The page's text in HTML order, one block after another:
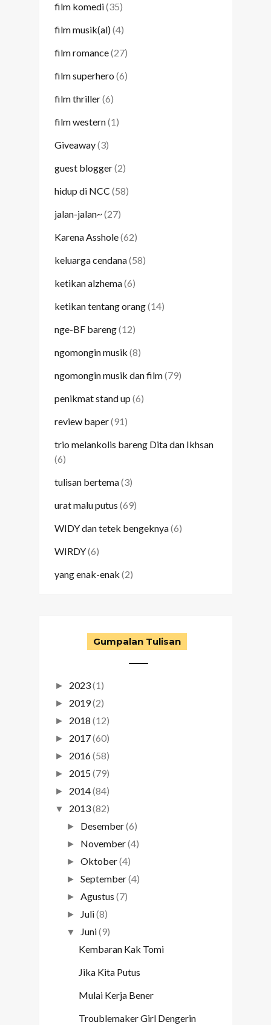
film komedi(35)
film musik(al)(4)
film romance(27)
film superhero (6)
film thriller(6)
film western(1)
Giveaway(3)
guest blogger(2)
hidup di NCC (58)
jalan-jalan~(27)
Karena Asshole(62)
keluarga cendana(58)
ketikan alzhema(6)
ketikan tentang orang(14)
nge-BF bareng(12)
ngomongin musik (8)
ngomongin musik dan film(79)
penikmat stand up (6)
review baper(91)
trio melankolis bareng Dita dan Ikhsan
(6)
tulisan bertema(3)
urat malu putus (69)
WIDY dan tetek bengeknya(6)
WIRDY(6)
yang enak-enak (2)
Gumpalan Tulisan
► 2023(1)
► 2019(2)
► 2018 (12)
► 2017(60)
► 2016(58)
► 2015(79)
► 2014(84)
▼ 2013(82)
► Desember(6)
► November(4)
►Oktober(4)
►September(4)
►Agustus (7)
► Juli(8)
▼ Juni(9)
Kembaran Kak Tomi
Jika Kita Putus
Mulai Kerja Bener
Troublemaker Girl Dengerin